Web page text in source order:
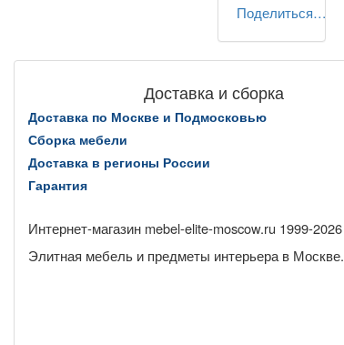
Поделиться…
Доставка и сборка
Доставка по Москве и Подмосковью
Сборка мебели
Доставка в регионы России
Гарантия
Интернет-магазин mebel-elite-moscow.ru 1999-2026
Элитная мебель и предметы интерьера в Москве.